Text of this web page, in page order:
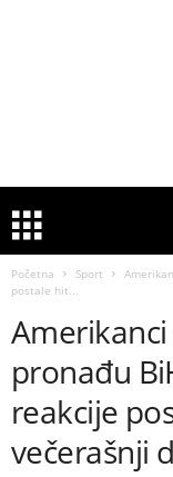
Početna Sport
postale hit...
pronađu
reakcije
večerašnji